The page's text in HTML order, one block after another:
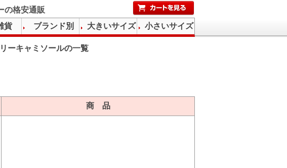
の格安通販
ーキャミソールの一覧
商 品
貨 ブランド別 大きいサイズ 小さいサイズ